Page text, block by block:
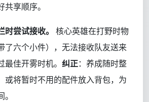
享顺序。
尝试接收。 核心英雄在打野时物
了六个小件），无法接收队友送来
最佳开雾时机。 纠正：养成随时整
或将暂时不用的配件放入背包，为